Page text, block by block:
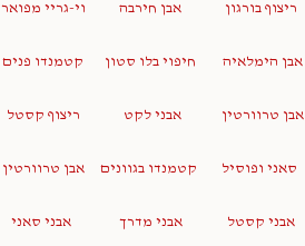
ריצוף בורגון אבן חירבה וי-גריי מפואר
אבן הימלאיה חיפוי בלו סטון קטמנדו פנים
אבן טרוורטין אבני לקט ריצוף קסטל
סאני ופוסיל קטמנדו בגוונים אבן טרוורטין
אבני קסטל אבני מדרך אבני סאני